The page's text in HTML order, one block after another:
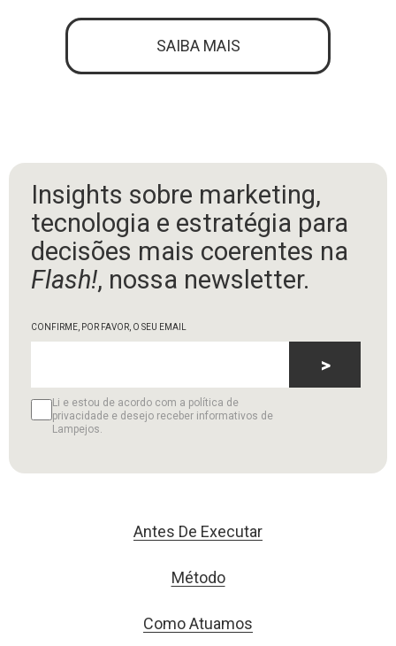
SAIBA MAIS
Insights sobre marketing,
tecnologia e estratégia para
decisões mais coerentes na
Flash!, nossa newsletter.
CONFIRME, POR FAVOR, O SEU EMAIL
Li e estou de acordo com a política de
privacidade e desejo receber informativos de
Lampejos.
>
Antes De Executar
Método
Como Atuamos